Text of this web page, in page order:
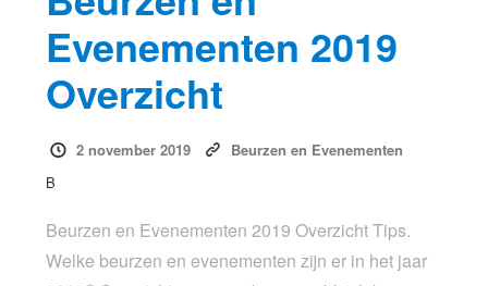
Evenementen 2019
Overzicht
2 november 2019
Beurzen en Evenementen
B
Beurzen en Evenementen 2019 Overzicht Tips.
Welke beurzen en evenementen zijn er in het jaar